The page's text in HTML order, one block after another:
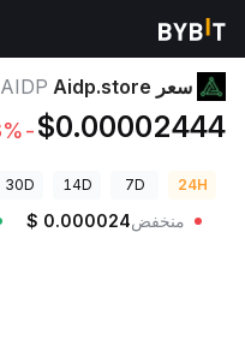
أسعار العملات الرقمية
سعر Aidp.store AIDP
$0.00002444
-8.18%
24H
7D
14D
30D
منخفض $ 0.000024